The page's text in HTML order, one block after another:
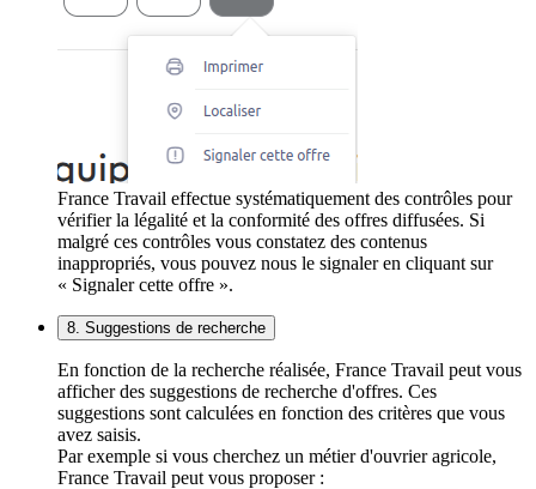
France Travail effectue systématiquement des contrôles pour
vérifier la légalité et la conformité des offres diffusées. Si
malgré ces contrôles vous constatez des contenus
inappropriés, vous pouvez nous le signaler en cliquant sur
« Signaler cette offre ».
8. Suggestions de recherche
En fonction de la recherche réalisée, France Travail peut vous
afficher des suggestions de recherche d'offres. Ces
suggestions sont calculées en fonction des critères que vous
avez saisis.
Par exemple si vous cherchez un métier d'ouvrier agricole,
France Travail peut vous proposer :